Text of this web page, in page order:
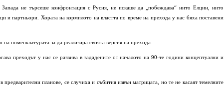
Запада не търсеше конфронтация с Русия, не искаше да „побеждава“ нито Елцин, нито
и партньори. Хората на кормилото на властта по време на прехода у нас бяха поставени
номенклатурата за да реализира своята версия на прехода.
преходът у нас се развива в зададените от началото на 90-те години концептуални и
предварителни планове, се случиха и събития извън матрицата, но те не касаят темелните